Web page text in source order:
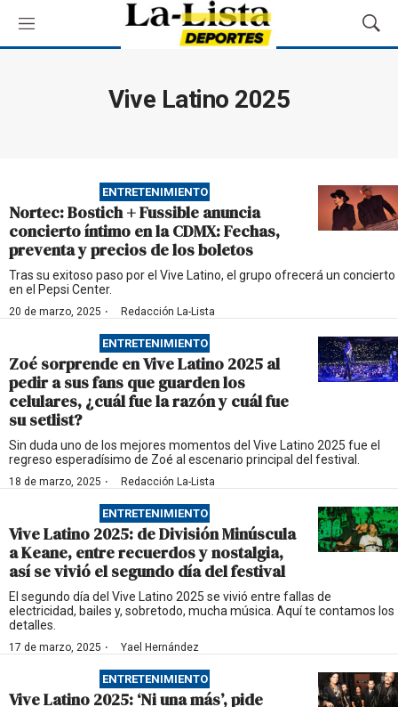
M
e
M
o
ú
s
q
u
d
Vive Latino 2025
ENTRETENIMIENTO
Nortec: Bostich + Fussible anuncia
concierto íntimo en la CDMX: Fechas,
preventa y precios de los boletos
Tras su exitoso paso por el Vive Latino, el grupo ofrecerá un concierto
en el Pepsi Center.
20 de marzo, 2025 · Redacción La-Lista
ENTRETENIMIENTO
Zoé sorprende en Vive Latino 2025 al
pedir a sus fans que guarden los
celulares, ¿cuál fue la razón y cuál fue
su setlist?
Sin duda uno de los mejores momentos del Vive Latino 2025 fue el
regreso esperadísimo de Zoé al escenario principal del festival.
18 de marzo, 2025 · Redacción La-Lista
ENTRETENIMIENTO
Vive Latino 2025: de División Minúscula
a Keane, entre recuerdos y nostalgia,
así se vivió el segundo día del festival
El segundo día del Vive Latino 2025 se vivió entre fallas de
electricidad, bailes y, sobretodo, mucha música. Aquí te contamos los
detalles.
17 de marzo, 2025 · Yael Hernández
ENTRETENIMIENTO
Vive Latino 2025: ‘Ni una más’, pide